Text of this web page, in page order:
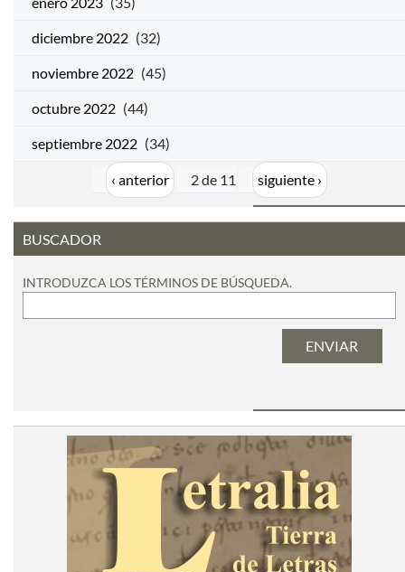
diciembre 2022 (32)
noviembre 2022 (45)
octubre 2022 (44)
septiembre 2022 (34)
‹ anterior 2 de 11 siguiente ›
BUSCADOR
INTRODUZCA LOS TÉRMINOS DE BÚSQUEDA.